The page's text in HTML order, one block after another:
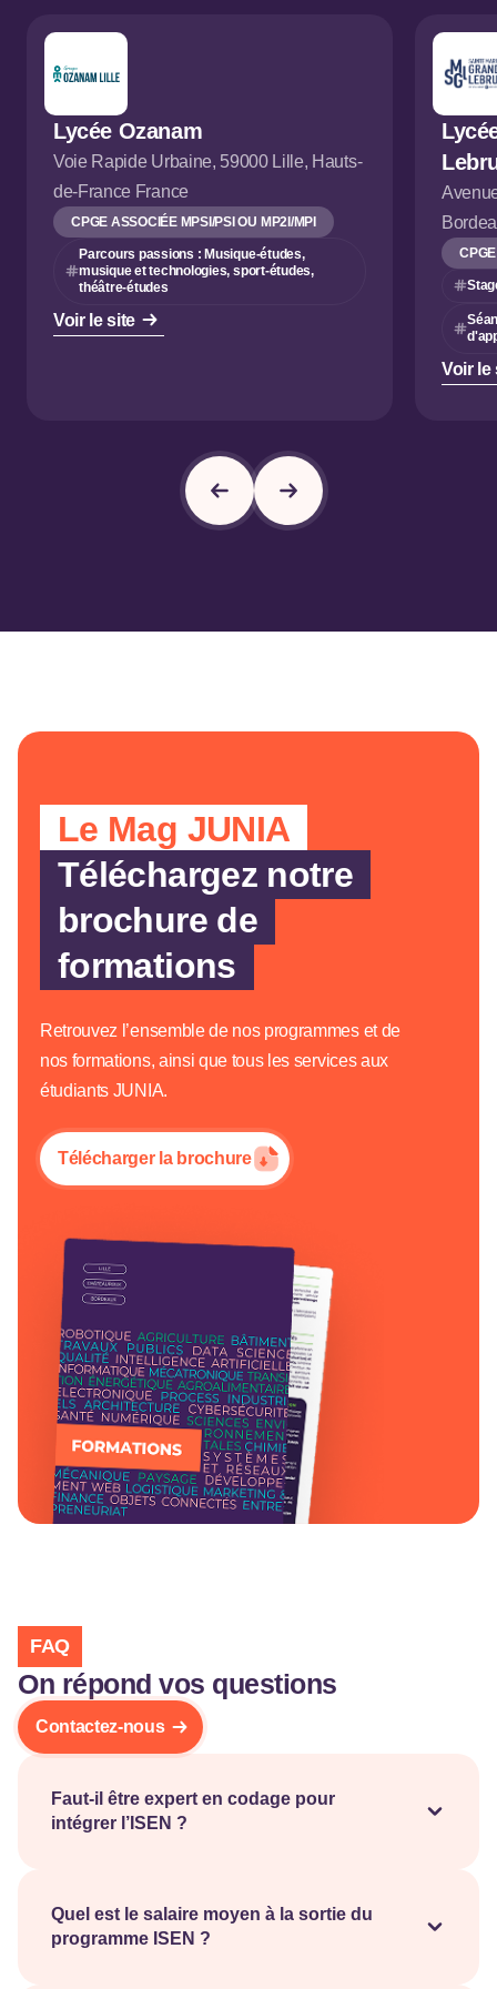
Lycée Ozanam
Voie Rapide Urbaine, 59000 Lille, Hauts-
de-France France
CPGE ASSOCIÉE MPSI/PSI OU MP2I/MPI
Parcours passions : Musique-études,
musique et technologies, sport-études,
théâtre-études
Voir le site
Voir le
Le Mag JUNIA
Téléchargez notre
brochure de
formations
Retrouvez l’ensemble de nos programmes et de
nos formations, ainsi que tous les services aux
étudiants JUNIA.
Télécharger la brochure
FAQ
On répond vos questions
Contactez-nous
Faut-il être expert en codage pour
intégrer l’ISEN ?
électronique et sciences de l’ingénieur.
Quel est le salaire moyen à la sortie du
programme ISEN ?